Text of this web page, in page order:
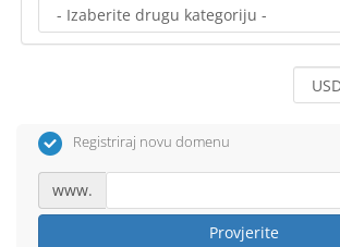
Registriraj novu domenu
www.
Provjerite